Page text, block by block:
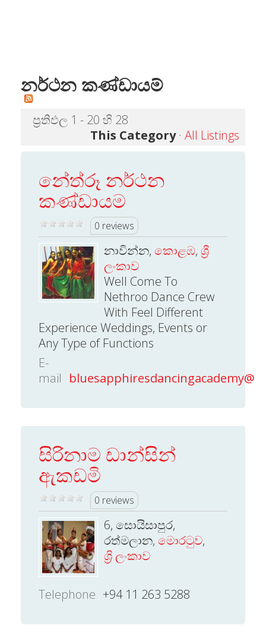
නර්ථන කණ්ඩායම්
ප්‍රතිඵල 1 - 20 හි 28
This Category· All Listings
නේත්රූ නර්ථන
කණ්ඩායම
0 reviews
නාවින්න, කොළඹ, ශ්‍රී
ලංකාව
Well Come To
Nethroo Dance Crew
With Feel Different
Experience Weddings, Events or
Any Type of Functions
E-
mail
සිරිනාම ඩාන්සින්
ඇකඩමි
0 reviews
6, සොයිසාපුර,
රත්මලාන, මොරටුව,
ශ්‍රි ලංකාව
Telephone +94 11 263 5288